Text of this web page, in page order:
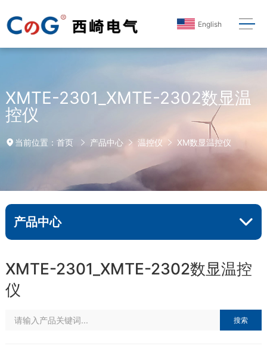
English
XMTE-2301_XMTE-2302数显温
控仪
当前位置： 首页 产品中心 温控仪 XM数显温控仪
产品中心
XMTE-2301_XMTE-2302数显温控
仪
搜索